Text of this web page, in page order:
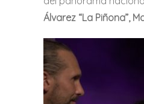
Álvarez “La Piñona”,